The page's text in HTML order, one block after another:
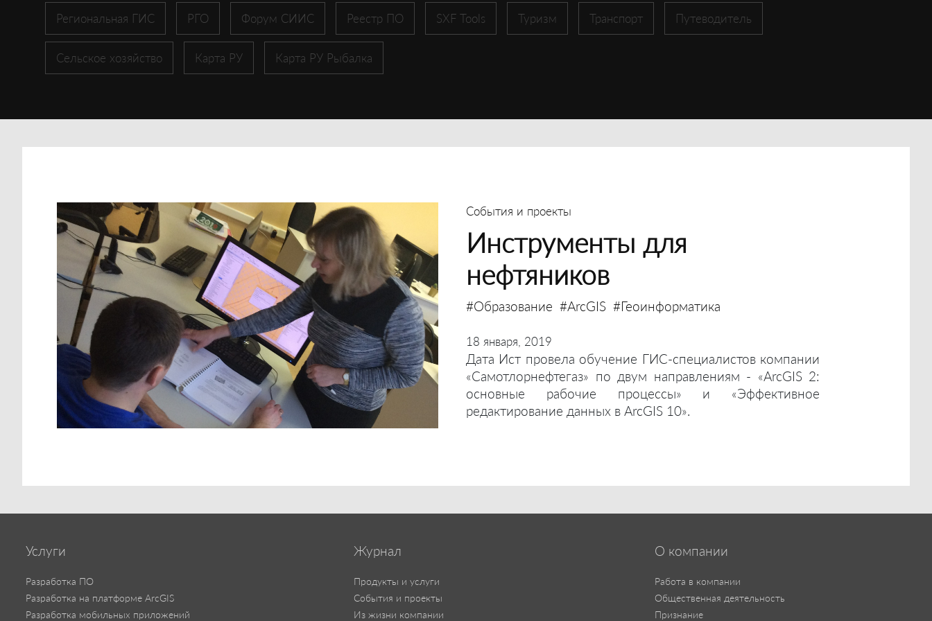
Региональная ГИС РГО Форум СИИС Реестр ПО SXF Tools Туризм Транспорт Путеводитель
Сельское хозяйство Карта РУ Карта РУ Рыбалка
События и проекты
Инструменты для
нефтяников
#Образование #ArcGIS #Геоинформатика
18 января, 2019
Дата Ист провела обучение ГИС-специалистов компании
«Самотлорнефтегаз» по двум направлениям - «ArcGIS 2:
основные рабочие процессы» и «Эффективное
редактирование данных в ArcGIS 10».
Услуги
Разработка ПО
Разработка на платформе ArcGIS
Разработка мобильных приложений
Журнал
Продукты и услуги
События и проекты
Из жизни компании
О компании
Работа в компании
Общественная деятельность
Признание